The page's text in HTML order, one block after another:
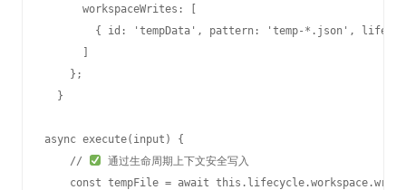
      workspaceWrites: [
{ id: 'tempData', pattern: 'temp-*.json',
    };
  }
async execute(input) {
    //
通过生命周期上下文安全写入
const tempFile = await